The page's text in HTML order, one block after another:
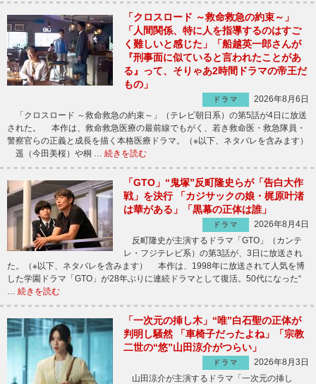
「クロスロード ～救命救急の約束～」
「人間関係、特に人を指導するのはすご
く難しいと感じた」「船越英一郎さんが
『刑事面に似ていると言われたことがあ
る』って、そりゃあ2時間ドラマの帝王だ
もの」
ドラマ
2026年8月6日
「クロスロード ～救命救急の約束～」（テレビ朝日系）の第5話が4日に放送
された。 本作は、救命救急医療の最前線でもがく、若き救命医・救急隊員・
警察官らの正義と成長を描く本格医療ドラマ。（※以下、ネタバレを含みます）
遥（今田美桜）や桐 … 続きを読む
「GTO」“鬼塚”反町隆史らが「告白大作
戦」を決行 「カジサックの娘・梶原叶渚
は華がある」「黒幕の正体は誰」
ドラマ
2026年8月4日
反町隆史が主演するドラマ「GTO」（カンテ
レ・フジテレビ系）の第3話が、3日に放送され
た。（※以下、ネタバレを含みます） 本作は、1998年に放送されて人気を博
した学園ドラマ「GTO」が28年ぶりに連続ドラマとして復活。50代になった“
続きを読む
「一次元の挿し木」“唯”白石聖の正体が
判明し騒然 「車椅子だったよね」「宗教
二世の“悠”山田涼介がつらい」
ドラマ
2026年8月3日
山田涼介が主演するドラマ「一次元の挿し